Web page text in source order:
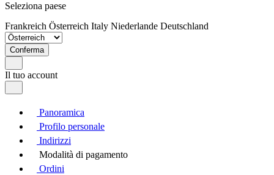
Seleziona paese
Frankreich Österreich Italy Niederlande Deutschland
Conferma
Il tuo account
Panoramica
Profilo personale
Indirizzi
Modalità di pagamento
Ordini